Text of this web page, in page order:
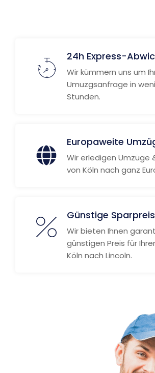
24h Express-
Wir kümmern uns um
Umuzgsanfrage in
Stunden.
Europaweite
Wir erledigen Umzüge
von Köln nach ganz
Günstige
Wir bieten Ihnen
günstigen Preis für
Köln nach Lincoln.